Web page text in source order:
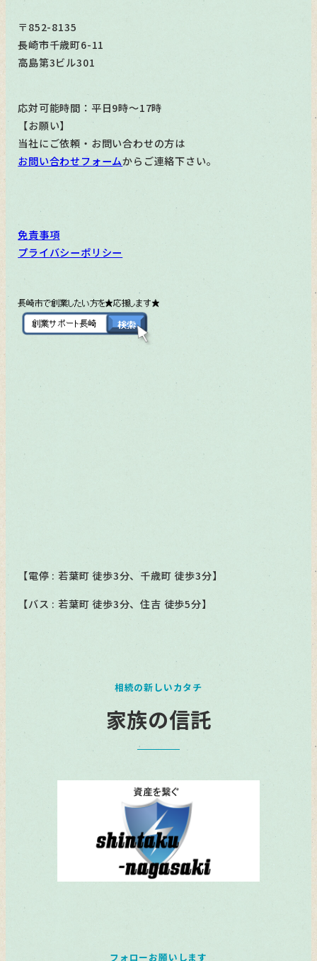
〒852-8135
長崎市千歳町6-11
高島第3ビル301
応対可能時間：平日9時～17時
【お願い】
当社にご依頼・お問い合わせの方は
お問い合わせフォームからご連絡下さい。
免責事項
プライバシーポリシー
【電停 : 若葉町 徒歩3分、千歳町 徒歩3分】
【バス : 若葉町 徒歩3分、住吉 徒歩5分】
相続の新しいカタチ
家族の信託
フォローお願いします